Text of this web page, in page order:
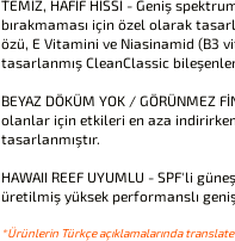
TEMİZ, HAFİF HİSSİ - Geniş
bırakmaması için özel olarak
özü, E Vitamini ve Niasinamid (B3
tasarlanmış CleanClassic
BEYAZ DÖKÜM YOK /
olanlar için etkileri en aza
tasarlanmıştır.
HAWAII REEF UYUMLU - SPF'li
üretilmiş yüksek performanslı
*Ürünlerin Türkçe açıklamalarında